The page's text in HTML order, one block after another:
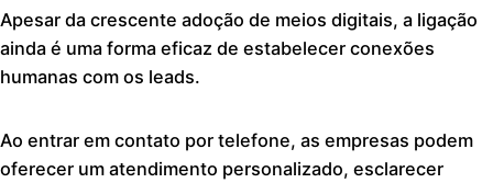
Apesar da crescente adoção de meios digitais, a ligação
ainda é uma forma eficaz de estabelecer conexões
humanas com os leads.
Ao entrar em contato por telefone, as empresas podem
oferecer um atendimento personalizado, esclarecer